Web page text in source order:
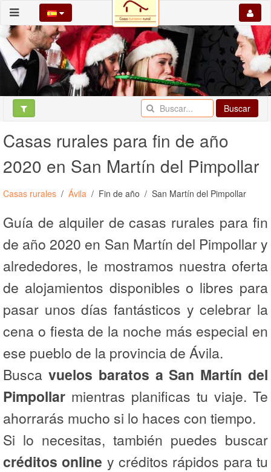
Buscar
Casas rurales para fin de año
2020 en San Martín del Pimpollar
Casas rurales Ávila Fin de año San Martín del Pimpollar
Guía de alquiler de casas rurales para fin
de año 2020 en San Martín del Pimpollar y
alrededores, le mostramos nuestra oferta
de alojamientos disponibles o libres para
pasar unos días fantásticos y celebrar la
cena o fiesta de la noche más especial en
ese pueblo de la provincia de Ávila.
Busca vuelos baratos a San Martín del
Pimpollar mientras planificas tu viaje. Te
ahorrarás mucho si lo haces con tiempo.
Si lo necesitas, también puedes buscar
créditos online y créditos rápidos para tu